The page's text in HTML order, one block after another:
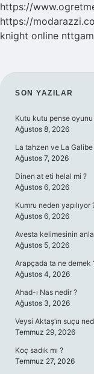
https://
https://
knight online
SON YAZILAR
Kutu kutu pense
Ağustos 8, 2026
La tahzen ve La
Ağustos 7, 2026
Dinen at eti helal mi ?
Ağustos 6, 2026
Kumru neden yapılıyor
Ağustos 6, 2026
Avesta kelimesinin
Ağustos 5, 2026
Arapçada ta ne demek
Ağustos 4, 2026
Ahad-ı Nas nedir ?
Ağustos 3, 2026
Veysi Aktaş’ın suçu
Temmuz 29, 2026
Koç sadık mı ?
Temmuz 27, 2026